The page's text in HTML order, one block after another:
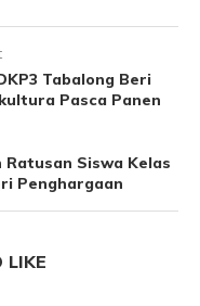
Tabalong Beri
Pasca Panen
Ratusan Siswa Kelas
Penghargaan
LIKE